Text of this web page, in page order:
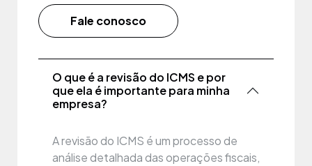
Fale conosco
O que é a revisão do ICMS e por
que ela é importante para minha
empresa?
A revisão do ICMS é um processo de
análise detalhada das operações fiscais,